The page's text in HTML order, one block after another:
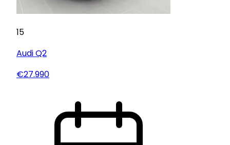
15
AudiQ2
€27.990